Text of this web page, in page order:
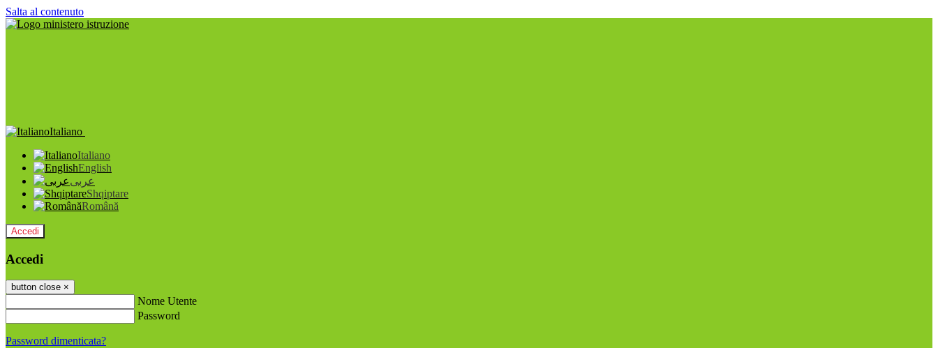
Salta al contenuto
Italiano
Italiano
English
عربى
Shqiptare
Română
Accedi
Accedi
button close ×
Nome Utente
Password
Password dimenticata?